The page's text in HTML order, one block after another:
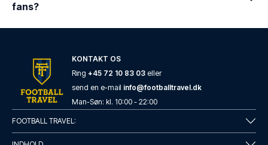
fans?
KONTAKT OS
Ring +45 72 10 83 03 eller
send en e-mail info@footballtravel.dk
Man-Søn: kl. 10:00 - 22:00
FOOTBALL TRAVEL: